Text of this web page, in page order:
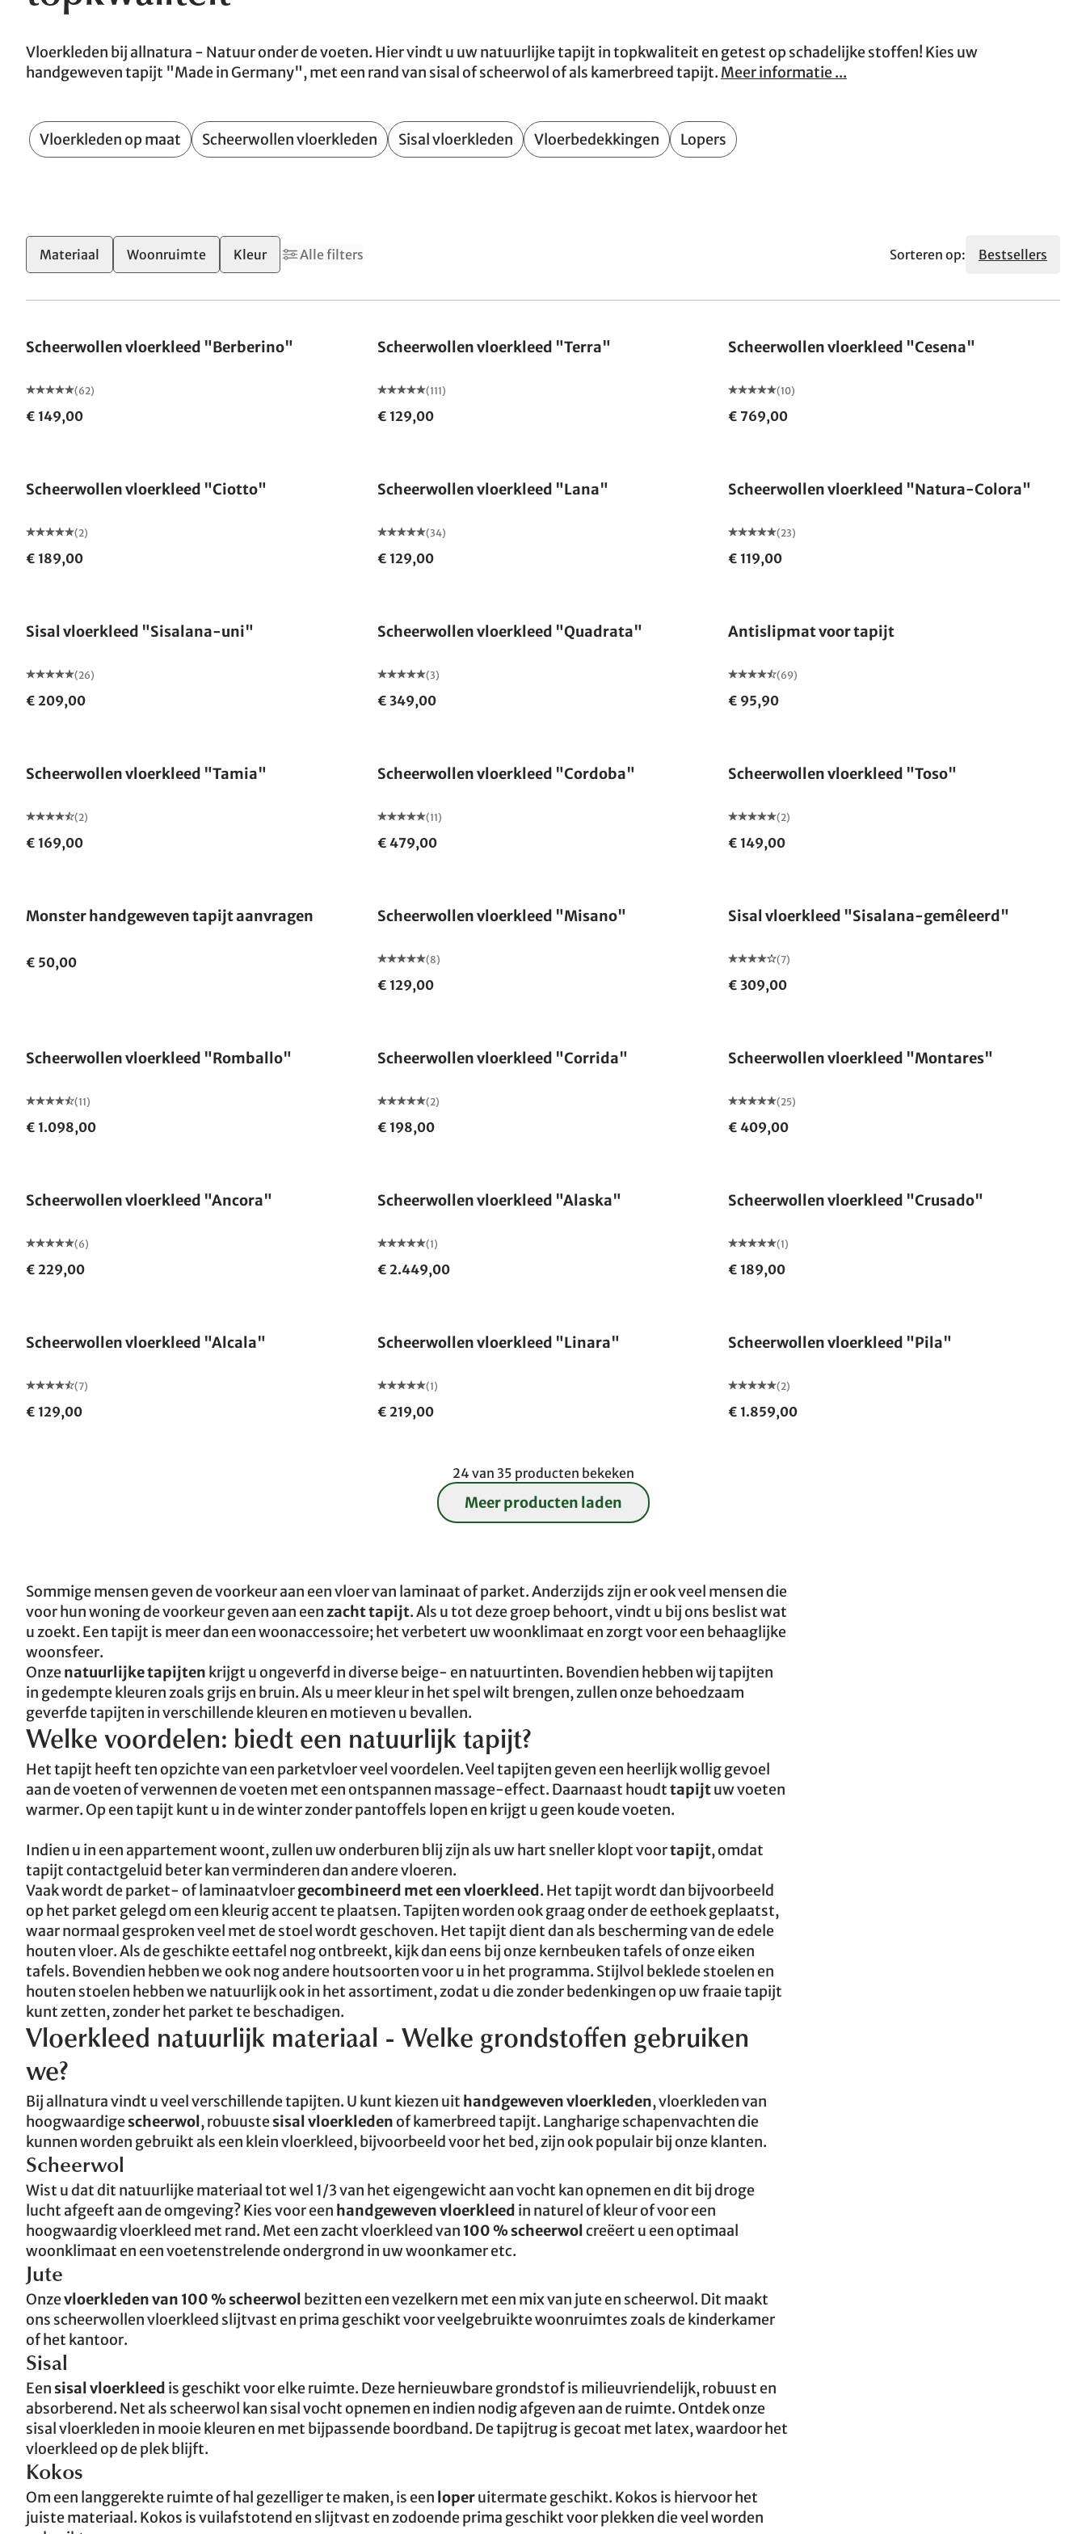
Vloerkleden bij allnatura - Natuur onder de voeten. Hier vindt u uw natuurlijke tapijt in topkwaliteit en getest op schadelijke stoffen! Kies uw
handgeweven tapijt "Made in Germany", met een rand van sisal of scheerwol of als kamerbreed tapijt. Meer informatie ...
Vloerkleden op maat Scheerwollen vloerkleden Sisal vloerkleden Vloerbedekkingen Lopers
Materiaal Woonruimte Kleur Alle filters Sorteren op: Bestsellers
Scheerwollen vloerkleed "Berberino"
(62)
€ 149,00
Scheerwollen vloerkleed "Terra"
(111)
€ 129,00
Scheerwollen vloerkleed "Cesena"
(10)
€ 769,00
Scheerwollen vloerkleed "Ciotto"
(2)
€ 189,00
Scheerwollen vloerkleed "Lana"
(34)
€ 129,00
Scheerwollen vloerkleed "Natura-Colora"
(23)
€ 119,00
Sisal vloerkleed "Sisalana-uni"
(26)
€ 209,00
Scheerwollen vloerkleed "Quadrata"
(3)
€ 349,00
Antislipmat voor tapijt
(69)
€ 95,90
Scheerwollen vloerkleed "Tamia"
(2)
€ 169,00
Scheerwollen vloerkleed "Cordoba"
(11)
€ 479,00
Scheerwollen vloerkleed "Toso"
(2)
€ 149,00
Monster handgeweven tapijt aanvragen
€ 50,00
Scheerwollen vloerkleed "Misano"
(8)
€ 129,00
Sisal vloerkleed "Sisalana-gemêleerd"
(7)
€ 309,00
Scheerwollen vloerkleed "Romballo"
(11)
€ 1.098,00
Scheerwollen vloerkleed "Corrida"
(2)
€ 198,00
Scheerwollen vloerkleed "Montares"
(25)
€ 409,00
Scheerwollen vloerkleed "Ancora"
(6)
€ 229,00
Scheerwollen vloerkleed "Alaska"
(1)
€ 2.449,00
Scheerwollen vloerkleed "Crusado"
(1)
€ 189,00
Scheerwollen vloerkleed "Alcala"
(7)
€ 129,00
Scheerwollen vloerkleed "Linara"
(1)
€ 219,00
Scheerwollen vloerkleed "Pila"
(2)
€ 1.859,00
24 van 35 producten bekeken
Meer producten laden
Sommige mensen gevende voorkeur aan een vloer van laminaat of parket. Anderzijds zijn er ook veel mensen die
voor hun woning de voorkeur geven aan eenzacht tapijt. Als u tot deze groep behoort, vindt u bij ons beslist wat
u zoekt. Een tapijt is meer dan een woonaccessoire; het verbetert uw woonklimaat en zorgt voor een behaaglijke
woonsfeer.
Onzenatuurlijke tapijten krijgt u ongeverfd in diverse beige- en natuurtinten. Bovendien hebben wij tapijten
in gedempte kleuren zoals grijs en bruin. Als u meer kleur in het spel wilt brengen, zullen onze behoedzaam
geverfde tapijten in verschillende kleuren en motieven u bevallen.
Welke voordelen: biedt een natuurlijk tapijt?
Het tapijt heeft ten opzichte van een parketvloer veel voordelen. Veel tapijten geven een heerlijk wollig gevoel
aan de voeten of verwennen de voeten met een ontspannen massage-effect. Daarnaast houdttapijtuw voeten
warmer. Op een tapijt kunt u in de winter zonder pantoffels lopen en krijgt u geen koude voeten.
Indien u in een appartement woont, zullen uw onderburen blij zijn als uw hart sneller klopt voortapijt, omdat
tapijt contactgeluid beter kan verminderen dan andere vloeren.
Vaak wordt de parket- of laminaatvloergecombineerd met een vloerkleed. Het tapijt wordt dan bijvoorbeeld
op het parket gelegd om een kleurig accent te plaatsen. Tapijten worden ook graag onder de eethoek geplaatst,
waar normaal gesproken veel met de stoel wordt geschoven. Het tapijt dient dan als bescherming van de edele
houten vloer. Als de geschikte eettafel nog ontbreekt, kijk dan eens bij onze kernbeuken tafels of onze eiken
tafels. Bovendien hebben we ook nog andere houtsoorten voor u in het programma. Stijlvol beklede stoelen en
houten stoelen hebben we natuurlijk ook in het assortiment, zodat u die zonder bedenkingen op uw fraaie tapijt
kunt zetten, zonder het parket te beschadigen.
Vloerkleed natuurlijk materiaal - Welke grondstoffen gebruiken
we?
Bij allnatura vindt u veel verschillende tapijten. U kunt kiezen uit handgeweven vloerkleden, vloerkleden van
hoogwaardigescheerwol, robuustesisal vloerkledenof kamerbreed tapijt. Langharige schapenvachten die
kunnen worden gebruikt als een klein vloerkleed, bijvoorbeeld voor het bed, zijn ook populair bij onze klanten.
Scheerwol
Wist u dat dit natuurlijke materiaal tot wel 1/3 van het eigengewicht aan vocht kan opnemen en dit bij droge
lucht afgeeft aan de omgeving? Kies voor een handgeweven vloerkleed in naturel of kleur of voor een
hoogwaardig vloerkleed met rand. Met een zacht vloerkleed van 100 % scheerwol creëert u een optimaal
woonklimaat en een voetenstrelende ondergrond in uw woonkamer etc.
Jute
Onzevloerkleden van 100 % scheerwol bezitten een vezelkern met een mix van jute en scheerwol. Dit maakt
ons scheerwollen vloerkleed slijtvast en prima geschikt voor veelgebruikte woonruimtes zoals de kinderkamer
of het kantoor.
Sisal
Een sisal vloerkleed is geschikt voor elke ruimte. Deze hernieuwbare grondstof is milieuvriendelijk, robuust en
absorberend. Net als scheerwol kan sisal vocht opnemen en indien nodig afgeven aan de ruimte. Ontdek onze
sisal vloerkleden in mooie kleuren en met bijpassende boordband. De tapijtrug is gecoat met latex, waardoor het
vloerkleed op de plek blijft.
Kokos
Om een langgerekte ruimte of hal gezelliger te maken, is een loperuitermate geschikt. Kokos is hiervoor het
juiste materiaal. Kokos is vuilafstotend en slijtvast en zodoende prima geschikt voor plekken die veel worden